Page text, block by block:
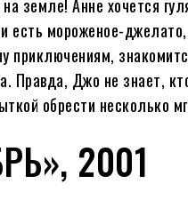
земле! Анне хочется
есть мороженое-
приключениям,
Правда, Джо не знает,
обрести несколько
2001